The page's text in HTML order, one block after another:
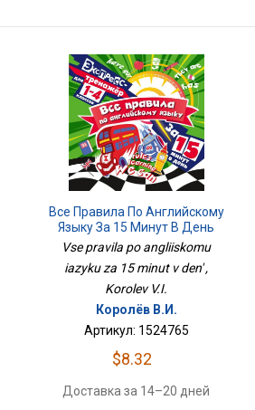
Все Правила По Английскому
Языку За 15 Минут В День
Vse pravila po angliiskomu
iazyku za 15 minut v den' ,
Korolev V.I.
Королёв В.И.
Артикул: 1524765
$8.32
Доставка за 14–20 дней